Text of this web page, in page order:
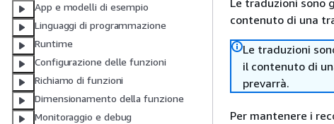
App e modelli di esempio
Linguaggi di programmazione
Runtime
Configurazione delle funzioni
Richiamo di funzioni
Dimensionamento della funzione
Monitoraggio e debug
Le traduzioni sono
contenuto di una
Le traduzioni
il contenuto di
prevarrà.
Per mantenere i